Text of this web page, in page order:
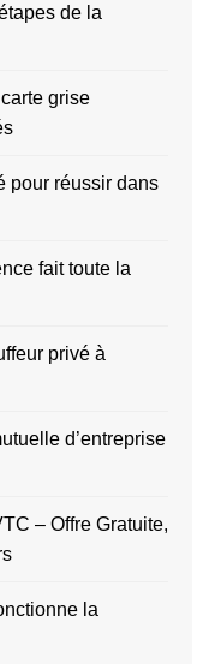
de la
grise
pour réussir dans
fait toute la
privé à
d’entreprise
– Offre Gratuite,
la